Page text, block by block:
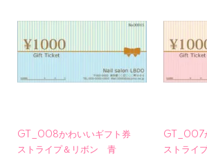
GT_008かわいいギフト券
ストライプ＆リボン 青
GT_007
ストライ